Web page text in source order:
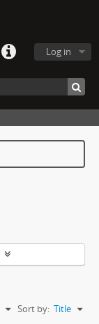
Log in
Sort by: Title